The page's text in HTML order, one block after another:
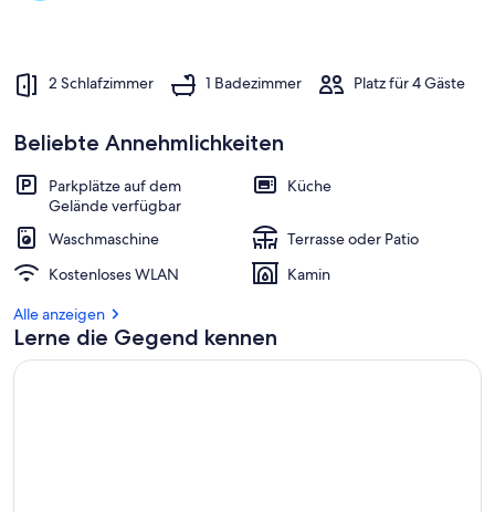
2 Schlafzimmer 1 Badezimmer Platz für 4 Gäste
Beliebte Annehmlichkeiten
Parkplätze auf dem
Gelände verfügbar
Küche
Waschmaschine
Terrasse oder Patio
Kostenloses WLAN
Kamin
Alle anzeigen
Lerne die Gegend kennen